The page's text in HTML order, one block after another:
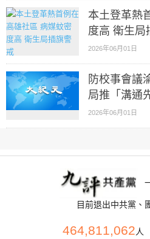
本土登革熱
度高 衛生局
2026年06月01日
防校事會議
局推「溝通
2026年06月01日
目前退出中共黨、
464,811,062人